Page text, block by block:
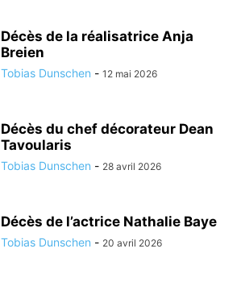
Décès de la réalisatrice Anja
Breien
Tobias Dunschen - 12 mai 2026
Décès du chef décorateur Dean
Tavoularis
Tobias Dunschen - 28 avril 2026
Décès de l’actrice Nathalie Baye
Tobias Dunschen - 20 avril 2026